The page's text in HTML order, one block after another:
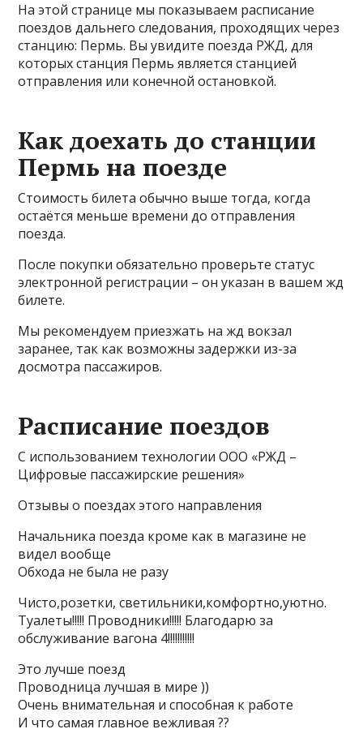
На этой странице мы показываем расписание
поездов дальнего следования, проходящих через
станцию: Пермь. Вы увидите поезда РЖД, для
которых станция Пермь является станцией
отправления или конечной остановкой.
Как доехать до станции
Пермь на поезде
Стоимость билета обычно выше тогда, когда
остаётся меньше времени до отправления
поезда.
После покупки обязательно проверьте статус
электронной регистрации – он указан в вашем жд
билете.
Мы рекомендуем приезжать на жд вокзал
заранее, так как возможны задержки из-за
досмотра пассажиров.
Расписание поездов
С использованием технологии ООО «РЖД –
Цифровые пассажирские решения»
Отзывы о поездах этого направления
Начальника поезда кроме как в магазине не
видел вообще
Обхода не была не разу
Чисто,розетки, светильники,комфортно,уютно.
Туалеты!!!!! Проводники!!!!! Благодарю за
обслуживание вагона 4!!!!!!!!!!!
Это лучше поезд
Проводница лучшая в мире ))
Очень внимательная и способная к работе
И что самая главное вежливая ??